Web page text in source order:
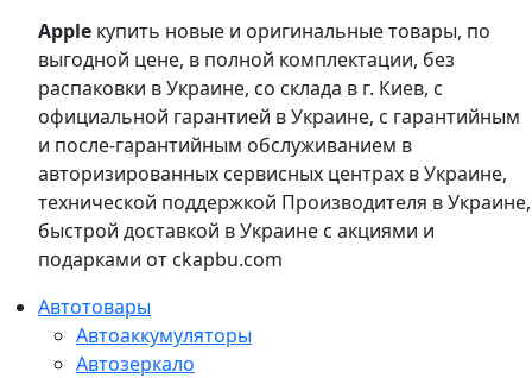
Apple купить новые и оригинальные товары, по
выгодной цене, в полной комплектации, без
распаковки в Украине, со склада в г. Киев, с
официальной гарантией в Украине, с гарантийным
и после-гарантийным обслуживанием в
авторизированных сервисных центрах в Украине,
технической поддержкой Производителя в Украине,
быстрой доставкой в Украине с акциями и
подарками от ckapbu.com
Автотовары
Автоаккумуляторы
Автозеркало